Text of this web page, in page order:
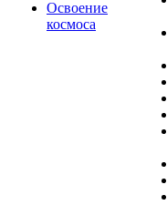
Освоение
космоса